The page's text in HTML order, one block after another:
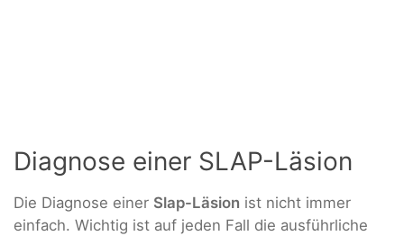
Diagnose einer SLAP-Läsion
Die Diagnose einer Slap-Läsion ist nicht immer
einfach. Wichtig ist auf jeden Fall die ausführliche